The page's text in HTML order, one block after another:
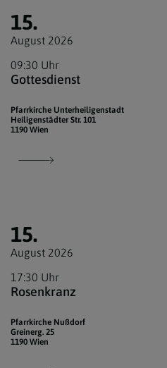
15.
August 2026
09:30 Uhr
Gottesdienst
Pfarrkirche Unterheiligenstadt
Heiligenstädter Str. 101
1190 Wien
15.
August 2026
17:30 Uhr
Rosenkranz
Pfarrkirche Nußdorf
Greinerg. 25
1190 Wien